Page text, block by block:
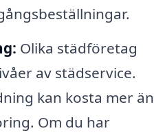
Olika städföretag
av städservice.
kan kosta mer än
Om du har